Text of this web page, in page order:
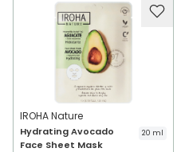
IROHA Nature
Hydrating Avocado
Face Sheet Mask
20 ml